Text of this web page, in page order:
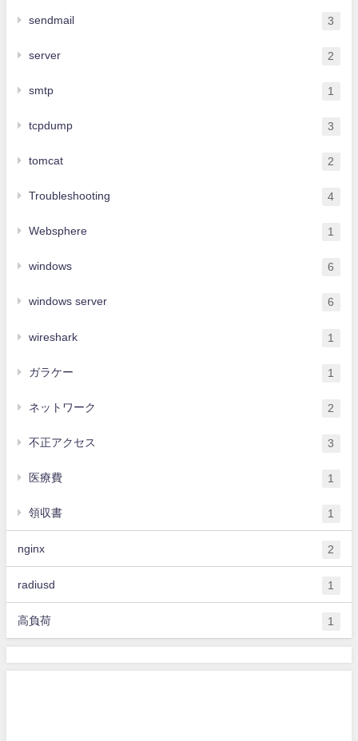
sendmail 3
server 2
smtp 1
tcpdump 3
tomcat 2
Troubleshooting 4
Websphere 1
windows 6
windows server 6
wireshark 1
ガラケー 1
ネットワーク 2
不正アクセス 3
医療費 1
領収書 1
nginx 2
radiusd 1
高負荷 1